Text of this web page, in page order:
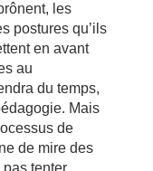
les
postures qu’ils
en avant
au
du temps,
Mais
de
de mire des
tenter.